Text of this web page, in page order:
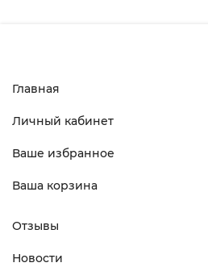
Главная
Личный кабинет
Ваше избранное
Ваша корзина
Отзывы
Новости